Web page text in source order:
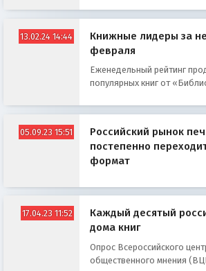
13.02.24 14:44
Книжные лидеры за
февраля
Еженедельный рейтинг
популярных книг от
05.09.23 15:51
Российский рынок
постепенно
формат
17.04.23 11:52
Каждый десятый
дома книг
Опрос Всероссийского
общественного мнения